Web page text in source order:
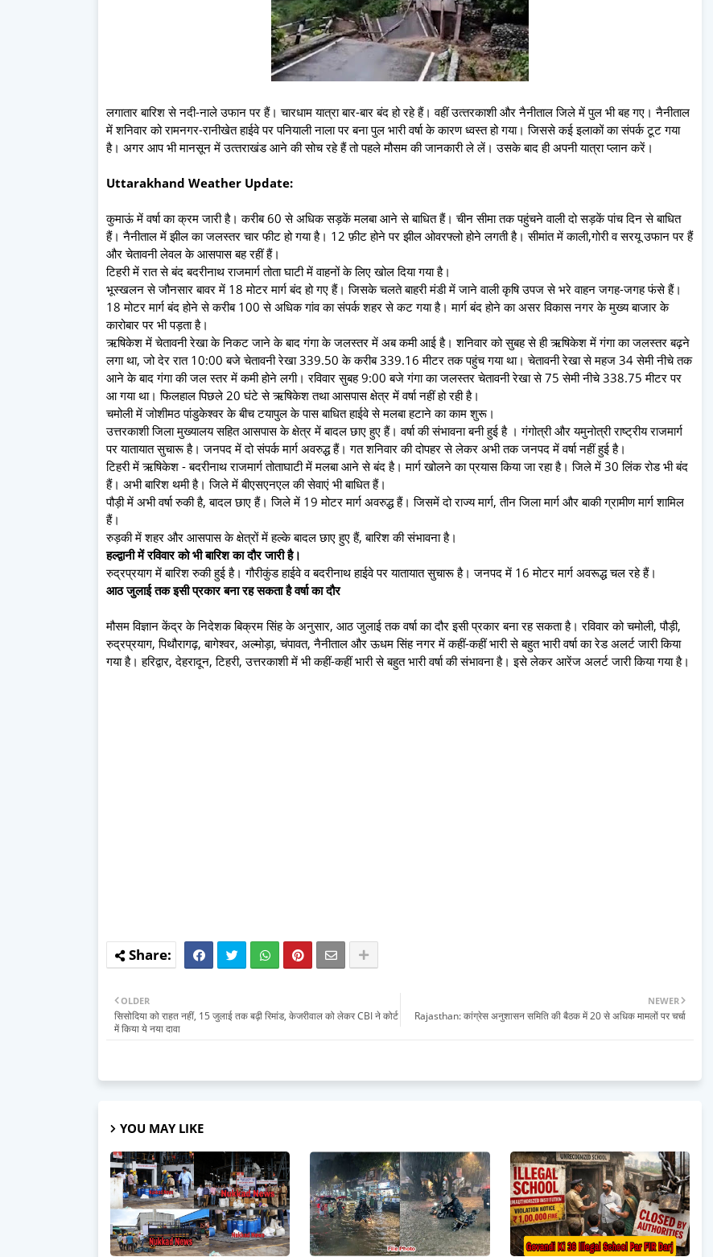
लगातार बारिश से नदी-नाले उफान पर हैं। चारधाम यात्रा बार-बार बंद हो रहे हैं। वहीं उत्‍तरकाशी और नैनीताल जिले में पुल भी बह गए। नैनीताल
में शनिवार को रामनगर-रानीखेत हाईवे पर पनियाली नाला पर बना पुल भारी वर्षा के कारण ध्वस्त हो गया। जिससे कई इलाकों का संपर्क टूट गया
है। अगर आप भी मानसून में उत्‍तराखंड आने की सोच रहे हैं तो पहले मौसम की जानकारी ले लें। उसके बाद ही अपनी यात्रा प्‍लान करें।
Uttarakhand Weather Update:
कुमाऊं में वर्षा का क्रम जारी है। करीब 60 से अधिक सड़कें मलबा आने से बाधित हैं। चीन सीमा तक पहुंचने वाली दो सड़कें पांच दिन से बाधित
हैं। नैनीताल में झील का जलस्तर चार फीट हो गया है। 12 फ़ीट होने पर झील ओवरफ्लो होने लगती है। सीमांत में काली,गोरी व सरयू उफान पर हैं
और चेतावनी लेवल के आसपास बह रहीं हैं।
टिहरी में रात से बंद बदरीनाथ राजमार्ग तोता घाटी में वाहनों के लिए खोल दिया गया है।
भूस्खलन से जौनसार बावर में 18 मोटर मार्ग बंद हो गए हैं। जिसके चलते बाहरी मंडी में जाने वाली कृषि उपज से भरे वाहन जगह-जगह फंसे हैं।
18 मोटर मार्ग बंद होने से करीब 100 से अधिक गांव का संपर्क शहर से कट गया है। मार्ग बंद होने का असर विकास नगर के मुख्य बाजार के
कारोबार पर भी पड़ता है।
ऋषिकेश में चेतावनी रेखा के निकट जाने के बाद गंगा के जलस्तर में अब कमी आई है। शनिवार को सुबह से ही ऋषिकेश में गंगा का जलस्तर बढ़ने
लगा था, जो देर रात 10:00 बजे चेतावनी रेखा 339.50 के करीब 339.16 मीटर तक पहुंच गया था। चेतावनी रेखा से महज 34 सेमी नीचे तक
आने के बाद गंगा की जल स्तर में कमी होने लगी। रविवार सुबह 9:00 बजे गंगा का जलस्तर चेतावनी रेखा से 75 सेमी नीचे 338.75 मीटर पर
आ गया था। फिलहाल पिछले 20 घंटे से ऋषिकेश तथा आसपास क्षेत्र में वर्षा नहीं हो रही है।
चमोली में जोशीमठ पांडुकेश्वर के बीच टयापुल के पास बाधित हाईवे से मलबा हटाने का काम शुरू।
उत्तरकाशी जिला मुख्यालय सहित आसपास के क्षेत्र में बादल छाए हुए हैं। वर्षा की संभावना बनी हुई है । गंगोत्री और यमुनोत्री राष्ट्रीय राजमार्ग
पर यातायात सुचारू है। जनपद में दो संपर्क मार्ग अवरुद्ध हैं। गत शनिवार की दोपहर से लेकर अभी तक जनपद में वर्षा नहीं हुई है।
टिहरी में ऋषिकेश - बदरीनाथ राजमार्ग तोताघाटी में मलबा आने से बंद है। मार्ग खोलने का प्रयास किया जा रहा है। जिले में 30 लिंक रोड भी बंद
हैं। अभी बारिश थमी है। जिले में बीएसएनएल की सेवाएं भी बाधित हैं।
पौड़ी में अभी वर्षा रुकी है, बादल छाए हैं। जिले में 19 मोटर मार्ग अवरुद्ध हैं। जिसमें दो राज्य मार्ग, तीन जिला मार्ग और बाकी ग्रामीण मार्ग शामिल
हैं।
रुड़की में शहर और आसपास के क्षेत्रों में हल्के बादल छाए हुए हैं, बारिश की संभावना है।
हल्‍द्वानी में रविवार को भी बारिश का दौर जारी है।
रुद्रप्रयाग में बारिश रुकी हुई है। गौरीकुंड हाईवे व बदरीनाथ हाईवे पर यातायात सुचारू है। जनपद में 16 मोटर मार्ग अवरूद्ध चल रहे हैं।
आठ जुलाई तक इसी प्रकार बना रह सकता है वर्षा का दौर
मौसम विज्ञान केंद्र के निदेशक बिक्रम सिंह के अनुसार, आठ जुलाई तक वर्षा का दौर इसी प्रकार बना रह सकता है। रविवार को चमोली, पौड़ी,
रुद्रप्रयाग, पिथौरागढ़, बागेश्वर, अल्मोड़ा, चंपावत, नैनीताल और ऊधम सिंह नगर में कहीं-कहीं भारी से बहुत भारी वर्षा का रेड अलर्ट जारी किया
गया है। हरिद्वार, देहरादून, टिहरी, उत्तरकाशी में भी कहीं-कहीं भारी से बहुत भारी वर्षा की संभावना है। इसे लेकर आरेंज अलर्ट जारी किया गया है।
NEWER
Rajasthan: कांग्रेस अनुशासन समिति की बैठक में 20 से अधिक मामलों पर चर्चा
OLDER
सिसोदिया को राहत नहीं, 15 जुलाई तक बढ़ी रिमांड, केजरीवाल को लेकर CBI ने कोर्ट
में किया ये नया दावा
YOU MAY LIKE